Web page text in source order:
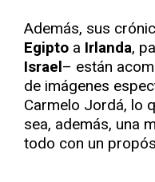
Además, sus
Egipto a Irlanda,
Israel– están
de imágenes
Carmelo Jordá, lo
sea, además, una
todo con un